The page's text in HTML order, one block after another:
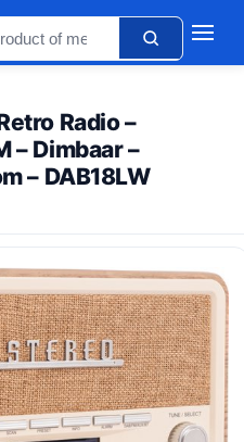
Radio –
– Dimbaar –
– DAB18LW